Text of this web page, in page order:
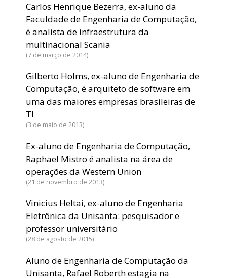
Carlos Henrique Bezerra, ex-aluno da
Faculdade de Engenharia de Computação,
é analista de infraestrutura da
multinacional Scania
7 de março de 2014
Gilberto Holms, ex-aluno de Engenharia de
Computação, é arquiteto de software em
uma das maiores empresas brasileiras de
TI
3 de maio de 2013
Ex-aluno de Engenharia de Computação,
Raphael Mistro é analista na área de
operações da Western Union
21 de novembro de 2013
Vinicius Heltai, ex-aluno de Engenharia
Eletrônica da Unisanta: pesquisador e
professor universitário
28 de agosto de 2015
Aluno de Engenharia de Computação da
Unisanta, Rafael Roberth estagia na